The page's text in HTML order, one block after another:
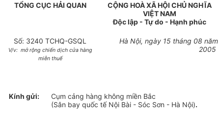
TỔNG CỤC HẢI QUAN
CỘNG HOÀ XÃ HỘI CHỦ NGHĨA
VIỆT NAM
Độc lập - Tự do - Hạnh phúc
Số: 3240 TCHQ-GSQL
V/v: mở rộng chiến dịch cửa hàng
miễn thuế
Hà Nội, ngày 15 tháng 08 năm
2005
Kính gửi:
Cụm cảng hàng không miền Bắc
(Sân bay quốc tế Nội Bài - Sóc Sơn - Hà Nội).